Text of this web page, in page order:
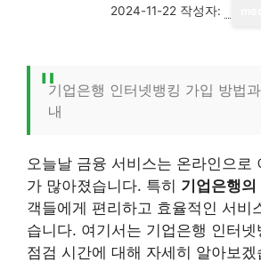
2024-11-22 작성자:
기업은행 인터넷뱅킹 가입 방법
내
오늘날 금융 서비스는 온라인으로
가 많아졌습니다. 특히 기업은행
객들에게 편리하고 효율적인 서비
습니다. 여기서는 기업은행 인터
점검 시간에 대해 자세히 알아보겠